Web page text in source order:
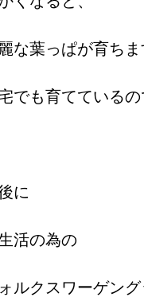
な葉っぱが育ち
でも育てている
に
活の為の
ルクスワーゲン